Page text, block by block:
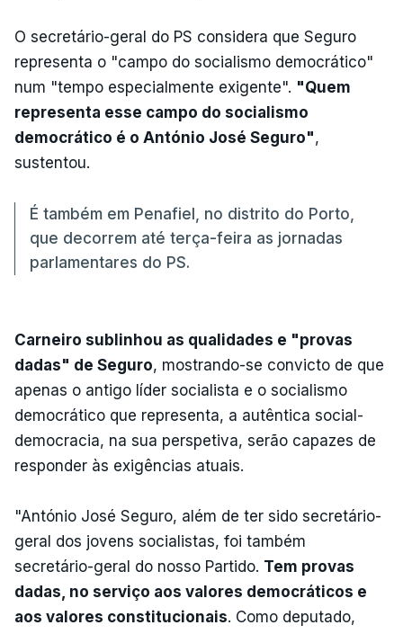
O secretário-geral do PS considera que Seguro
representa o "campo do socialismo democrático"
num "tempo especialmente exigente". "Quem
representa esse campo do socialismo
democrático é o António José Seguro",
sustentou.
É também em Penafiel, no distrito do Porto,
que decorrem até terça-feira as jornadas
parlamentares do PS.
Carneiro sublinhou as qualidades e "provas
dadas" de Seguro, mostrando-se convicto de que
apenas o antigo líder socialista e o socialismo
democrático que representa, a autêntica social-
democracia, na sua perspetiva, serão capazes de
responder às exigências atuais.
"António José Seguro, além de ter sido secretário-
geral dos jovens socialistas, foi também
secretário-geral do nosso Partido. Tem provas
dadas, no serviço aos valores democráticos e
aos valores constitucionais. Como deputado,